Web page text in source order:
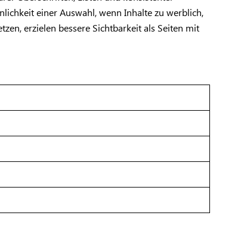
einer Auswahl, wenn Inhalte zu werblich,
erzielen bessere Sichtbarkeit als Seiten mit